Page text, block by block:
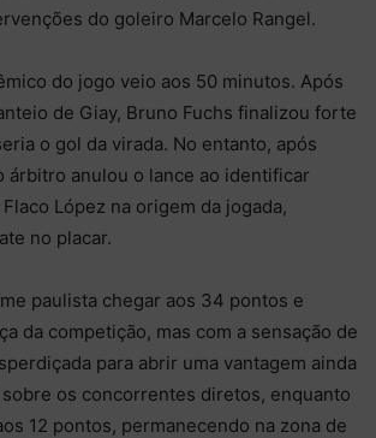
do goleiro Marcelo Rangel.
do jogo veio aos 50 minutos. Após
de Giay, Bruno Fuchs finalizou forte
o gol da virada. No entanto, após
árbitro anulou o lance ao identificar
López na origem da jogada,
no placar.
paulista chegar aos 34 pontos e
da competição, mas com a sensação de
para abrir uma vantagem ainda
os concorrentes diretos, enquanto
12 pontos, permanecendo na zona de